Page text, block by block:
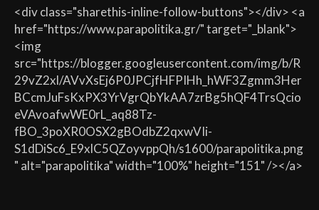
<div class="sharethis-inline-follow-buttons"></div> <a
href="https://www.parapolitika.gr/" target="_blank">
<img
src="https://blogger.googleusercontent.com/img/b/R
29vZ2xl/AVvXsEj6P0JPCjfHFPIHh_hWF3Zgmm3Her
BCcmJuFsKxPX3YrVgrQbYkAA7zrBg5hQF4TrsQcio
eVAvoafwWE0rL_aq88Tz-
fBO_3poXR0OSX2gBOdbZ2qxwVIi-
S1dDiSc6_E9xlC5QZoyvppQh/s1600/parapolitika.png
" alt="parapolitika" width="100%" height="151" /></a>